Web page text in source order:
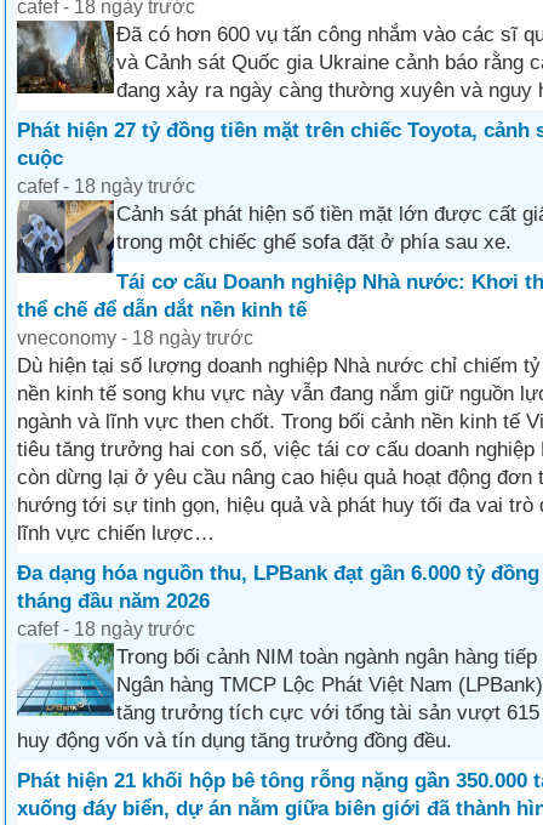
cafef - 18 ngày trước
Đã có hơn 600 vụ tấn công nhắm vào các sĩ
và Cảnh sát Quốc gia Ukraine cảnh báo rằng
đang xảy ra ngày càng thường xuyên và nguy
Phát hiện 27 tỷ đồng tiền mặt trên chiếc Toyota, cảnh
cuộc
cafef - 18 ngày trước
Cảnh sát phát hiện số tiền mặt lớn được cất
trong một chiếc ghế sofa đặt ở phía sau xe.
Tái cơ cấu Doanh nghiệp Nhà nước: Khơi
thể chế để dẫn dắt nền kinh tế
vneconomy - 18 ngày trước
Dù hiện tại số lượng doanh nghiệp Nhà nước chỉ chiếm
nền kinh tế song khu vực này vẫn đang nắm giữ nguồn
ngành và lĩnh vực then chốt. Trong bối cảnh nền kinh tế
tiêu tăng trưởng hai con số, việc tái cơ cấu doanh nghiệp
còn dừng lại ở yêu cầu nâng cao hiệu quả hoạt động đơn
hướng tới sự tinh gọn, hiệu quả và phát huy tối đa vai trò
lĩnh vực chiến lược…
Đa dạng hóa nguồn thu, LPBank đạt gần 6.000 tỷ
tháng đầu năm 2026
cafef - 18 ngày trước
Trong bối cảnh NIM toàn ngành ngân hàng
Ngân hàng TMCP Lộc Phát Việt Nam
tăng trưởng tích cực với tổng tài sản vượt 615
huy động vốn và tín dụng tăng trưởng đồng đều.
Phát hiện 21 khối hộp bê tông rỗng nặng gần 350.000
xuống đáy biển, dự án nằm giữa biên giới đã thành